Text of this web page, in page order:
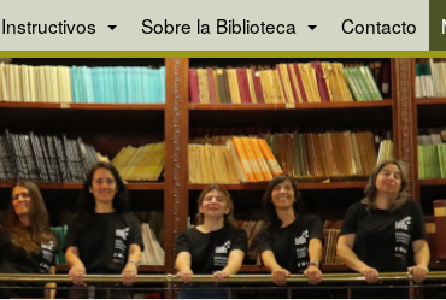
Instructivos Sobre la Biblioteca Contacto